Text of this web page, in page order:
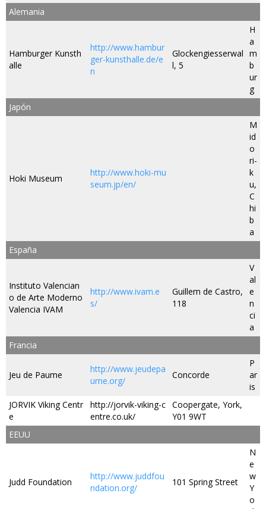
Alemania
Hamburger Kunsth
alle
http://www.hambur
ger-kunsthalle.de/e
n
Glockengiesserwal
l, 5
H
a
m
b
ur
g
Japón
Hoki Museum
http://www.hoki-mu
seum.jp/en/
M
id
o
ri-
k
u,
C
hi
b
a
España
Instituto Valencian
o de Arte Moderno
Valencia IVAM
http://www.ivam.e
s/
Guillem de Castro,
118
V
al
e
n
ci
a
Francia
Jeu de Paume
http://www.jeudepa
ume.org/
Concorde
P
ar
is
JORVIK Viking Centr
e
http://jorvik-viking-c
entre.co.uk/
Coopergate, York,
Y01 9WT
EEUU
Judd Foundation
http://www.juddfou
ndation.org/
101 Spring Street
N
e
w
Y
o